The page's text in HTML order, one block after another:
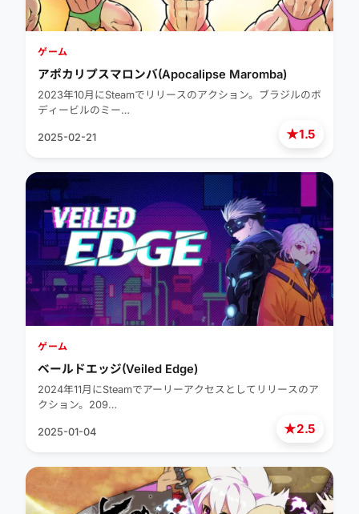
★1.5
ゲーム
アポカリプスマロンバ(Apocalipse Maromba)
2023年10月にSteamでリリースのアクション。ブラジルのボ
ディービルのミー…
2025-02-21
★2.5
ゲーム
ベールドエッジ(Veiled Edge)
2024年11月にSteamでアーリーアクセスとしてリリースのア
クション。209…
2025-01-04